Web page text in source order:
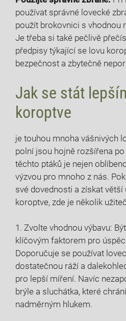
používat správné lovecké
použít brokovnici s vhodnou
⁣Je třeba si také ‌pečlivě
předpisy týkající se lovu
bezpečnost a ‌zbytečně
Jak se stát
⁤koroptve
je touhou mnoha vášnivých
polní jsou hojně rozšířena
těchto ptáků je nejen
výzvou pro ⁢mnoho z nás.
své dovednosti a získat větší
koroptve, zde je několik
1. Zvolte vhodnou výbavu:
klíčovým faktorem pro
Doporučuje se používat
‍dostatečnou ​ráží a
pro lepší míření. Navíc
brýle a sluchátka, které
nadměrným hlukem.